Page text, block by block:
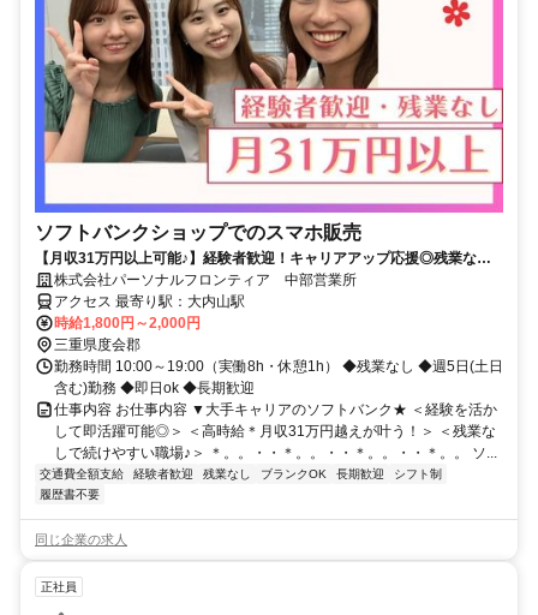
ソフトバンクショップでのスマホ販売
【月収31万円以上可能♪】経験者歓迎！キャリアアップ応援◎残業なし&
フルタイム！即日ok★
株式会社パーソナルフロンティア 中部営業所
アクセス 最寄り駅：大内山駅
時給1,800円～2,000円
三重県度会郡
勤務時間 10:00～19:00（実働8h・休憩1h） ◆残業なし ◆週5日(土日
含む)勤務 ◆即日ok ◆長期歓迎
仕事内容 お仕事内容 ▼大手キャリアのソフトバンク★ ＜経験を活か
して即活躍可能◎＞ ＜高時給＊月収31万円越えが叶う！＞ ＜残業な
しで続けやすい職場♪＞ ＊。。・・＊。。・・＊。。・・＊。。 ソ...
交通費全額支給 経験者歓迎 残業なし ブランクOK 長期歓迎
シフト制
履歴書不要
同じ企業の求人
正社員